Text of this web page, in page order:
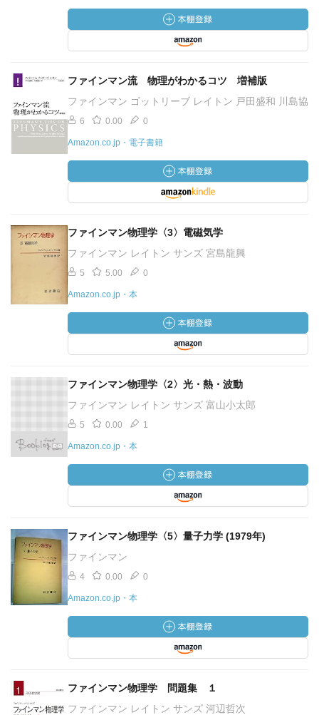
ファインマン流 物理がわかるコツ 増補版
ファインマン ゴットリーブ レイトン 戸田盛和 川島協
6 0.00 0
Amazon.co.jp・電子書籍
ファインマン物理学〈3〉電磁気学
ファインマン レイトン サンズ 宮島龍興
5 5.00 0
Amazon.co.jp・本
ファインマン物理学〈2〉光・熱・波動
ファインマン レイトン サンズ 富山小太郎
5 0.00 1
Amazon.co.jp・本
ファインマン物理学〈5〉量子力学 (1979年)
ファインマン
4 0.00 0
Amazon.co.jp・本
ファインマン物理学 問題集 １
ファインマン レイトン サンズ 河辺哲次